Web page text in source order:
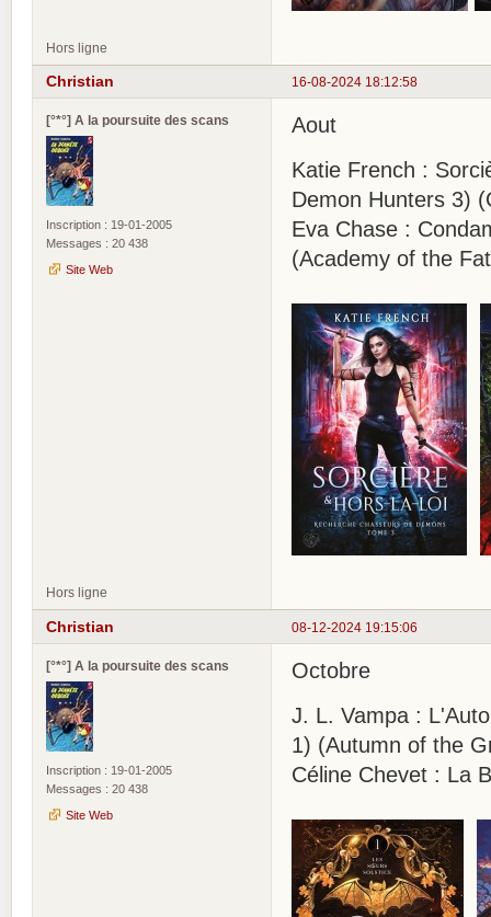
Hors ligne
16-08-2024 18:12:58
Christian
[°*°] A la poursuite des scans
Inscription : 19-01-2005
Messages : 20 438
Site Web
Aout
Katie French :
Demon Hunters 3)
Eva Chase :
(Academy of the
Hors ligne
08-12-2024 19:15:06
Christian
[°*°] A la poursuite des scans
Inscription : 19-01-2005
Messages : 20 438
Site Web
Octobre
J. L. Vampa :
1) (Autumn of the
Céline Chevet : La